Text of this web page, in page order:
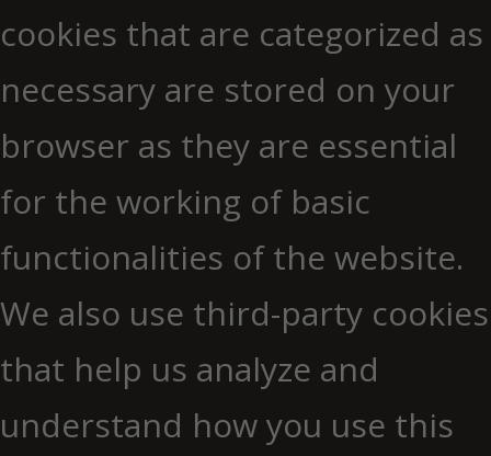
cookies that are categorized as
necessary are stored on your
browser as they are essential
for the working of basic
functionalities of the website.
We also use third-party cookies
that help us analyze and
understand how you use this